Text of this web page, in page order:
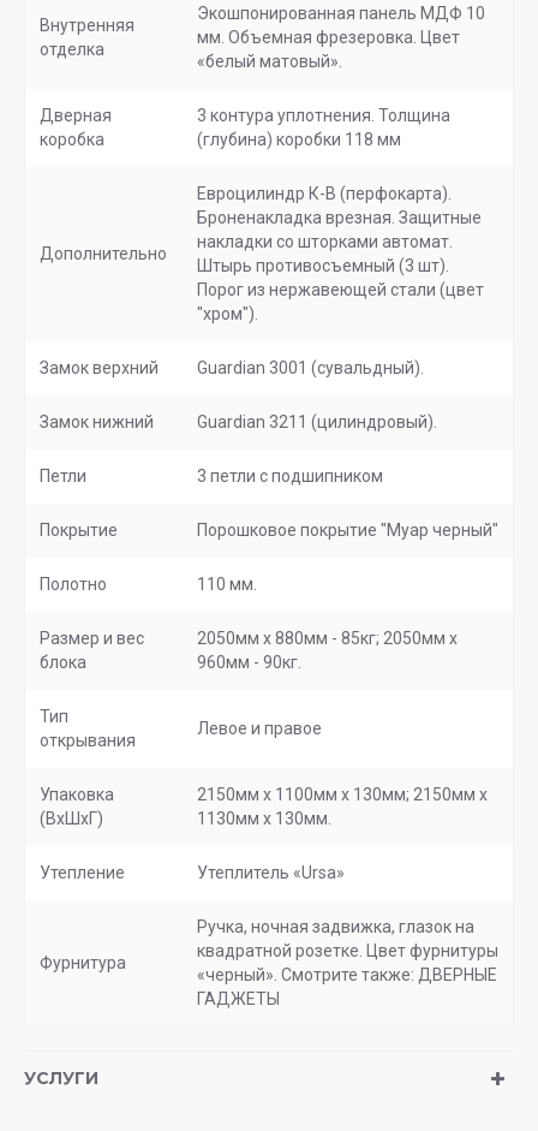
Внутренняя
отделка
Экошпонированная панель МДФ 10
мм. Объемная фрезеровка. Цвет
«белый матовый».
Дверная
коробка
3 контура уплотнения. Толщина
(глубина) коробки 118 мм
Дополнительно
Евроцилиндр К-В (перфокарта).
Броненакладка врезная. Защитные
накладки со шторками автомат.
Штырь противосъемный (3 шт).
Порог из нержавеющей стали (цвет
"хром").
Замок верхний Guardian 3001 (сувальдный).
Замок нижний Guardian 3211 (цилиндровый).
Петли 3 петли с подшипником
Покрытие Порошковое покрытие "Муар черный"
Полотно 110 мм.
Размер и вес
блока
2050мм х 880мм - 85кг; 2050мм х
960мм - 90кг.
Тип
открывания
Левое и правое
Упаковка
(ВхШхГ)
2150мм х 1100мм х 130мм; 2150мм х
1130мм х 130мм.
Утепление Утеплитель «Ursa»
Фурнитура
Ручка, ночная задвижка, глазок на
квадратной розетке. Цвет фурнитуры
«черный». Смотрите также: ДВЕРНЫЕ
ГАДЖЕТЫ
УСЛУГИ